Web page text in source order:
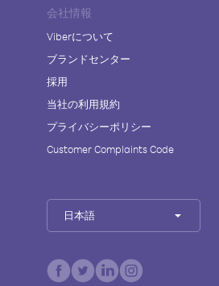
会社情報
Viberについて
ブランドセンター
採用
当社の利用規約
プライバシーポリシー
Customer Complaints Code
日本語